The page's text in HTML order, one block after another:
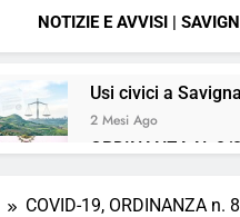
NOTIZIE E AVVISI |
Usi civici a
2 Mesi Ago
ORDINANZA N. 8/
📢Aggiornamento
COVID-19, ORDINANZA n.